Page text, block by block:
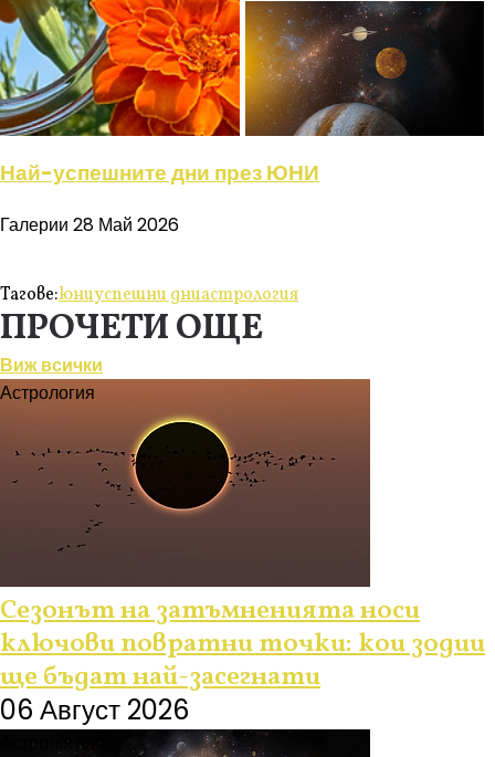
Най-успешните дни през ЮНИ
Галерии 28 Май 2026
Тагове:юниуспешни дниастрология
ПРОЧЕТИ ОЩЕ
Виж всички
Астрология
Сезонът на затъмненията носи
ключови повратни точки: кои зодии
ще бъдат най-засегнати
06 Август 2026
Астрология